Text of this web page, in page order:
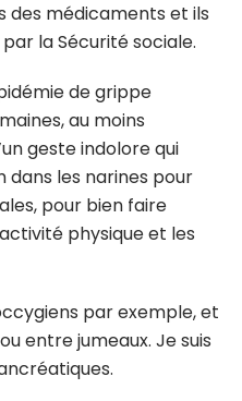
des médicaments et ils
la Sécurité sociale.
de grippe
au moins
geste indolore qui
dans les narines pour
pour bien faire
physique et les
par exemple, et
entre jumeaux. Je suis